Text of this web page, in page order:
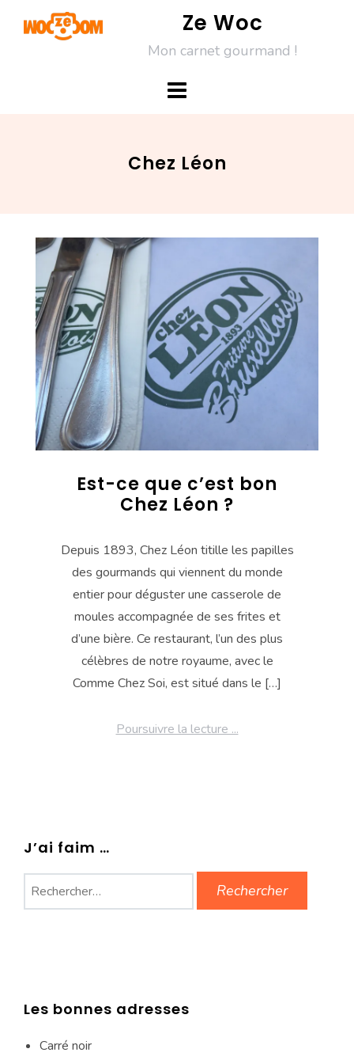
Ze Woc
Mon carnet gourmand !
Chez Léon
Est-ce que c’est bon
Chez Léon ?
Depuis 1893, Chez Léon titille les papilles
des gourmands qui viennent du monde
entier pour déguster une casserole de
moules accompagnée de ses frites et
d’une bière. Ce restaurant, l’un des plus
célèbres de notre royaume, avec le
Comme Chez Soi, est situé dans le […]
Poursuivre la lecture ...
J’ai faim …
Les bonnes adresses
Carré noir